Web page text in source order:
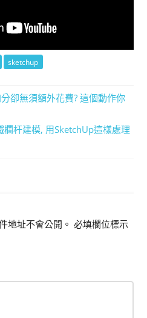
sketchup
卻無須額外花費? 這個動作你
杆建模, 用SketchUp這樣處理
地址不會公開。 必填欄位標示